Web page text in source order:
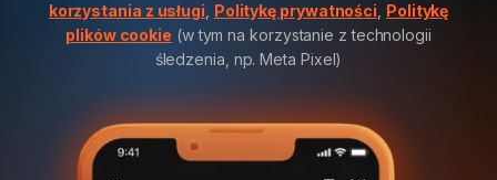
korzystania z usługi Politykę prywatności Politykę
plików cookie (w tym na korzystanie z technologii
śledzenia, np. Meta Pixel)